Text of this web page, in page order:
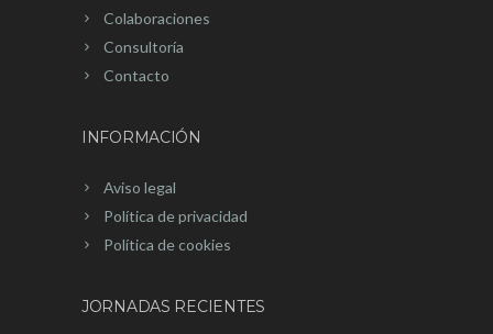
Colaboraciones
Consultoría
Contacto
INFORMACIÓN
Aviso legal
Política de privacidad
Política de cookies
JORNADAS RECIENTES